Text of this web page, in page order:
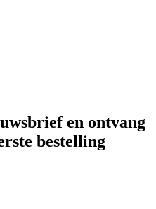
en ontvang
bestelling